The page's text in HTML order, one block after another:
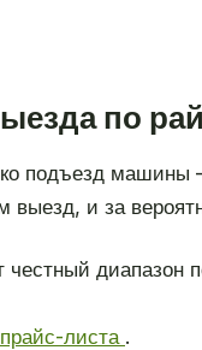
по
подъезд
выезд, и за
честный диапазон
листа .